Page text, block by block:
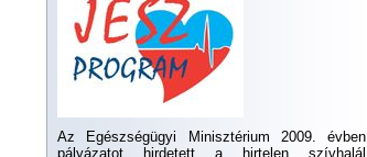
Az Egészségügyi Minisztérium 2009. évben
pályázatot hirdetett a hirtelen szívhalál